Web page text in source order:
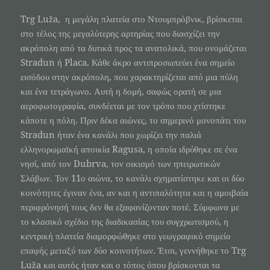
Trg Luža, η μεγάλη πλατεία στο Ντουμπρόβνικ, βρίσκεται
στο τέλος της μεγαλύτερης αρτηρίας που διασχίζει την
ακρόπολη από τα δυτικά προς τα ανατολικά, που ονομάζεται
Stradun ή Placa. Κάθε άκρο αντιπροσωπεύει ένα σημείο
εισόδου στην ακρόπολη, που χαρακτηρίζεται από μια πύλη
και ένα τετράγωνο. Αυτή η δομή, σαφώς ορατή σε μια
αεροφωτογραφία, συνδέεται με τον τρόπο που χτίστηκε
κάποτε η πόλη. Πριν δέκα αιώνες, το σημερινό μονοπάτι του
Stradun ήταν ένα κανάλι που χωρίζει την παλιά
ελληνορωμαϊκή αποικία Ragusa, η οποία ιδρύθηκε σε ένα
νησί, από τον Dubrva, τον οικισμό των ηπειρωτικών
Σλάβων. Τον 11ο αιώνα, το κανάλι σχηματίστηκε και οι δύο
κοινότητες έγιναν ένα, αν και η αντιπαλότητα και η αμοιβαία
περιφρόνησή τους δεν θα εξαφανίζονταν ποτέ. Σύμφωνα με
το κλασικό σχέδιο της διαδικασίας του συγχρωτισμού, η
κεντρική πλατεία διαμορφώθηκε στο γεωγραφικό σημείο
επαφής μεταξύ των δύο κοινοτήτων. Έτσι, γεννήθηκε το Trg
Luža και αυτός ήταν και ο τόπος όπου βρίσκονται τα